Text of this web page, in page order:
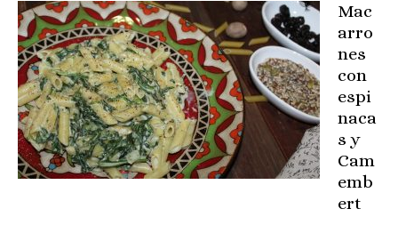
Mac
arro
nes
con
espi
naca
s y
Cam
emb
ert